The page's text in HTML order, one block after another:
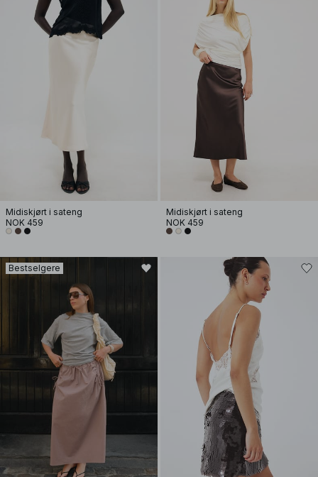
Midiskjørt i sateng
NOK 459
Midiskjørt i sateng
NOK 459
Bestselgere